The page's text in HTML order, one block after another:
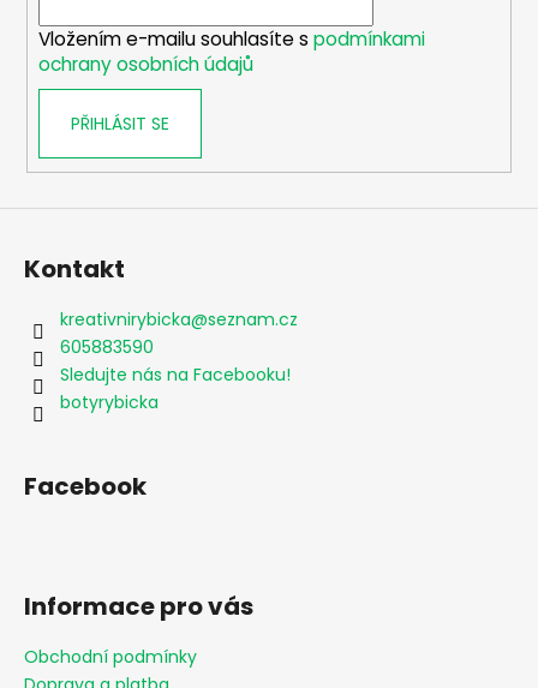
Vložením e-mailu souhlasíte s podmínkami
ochrany osobních údajů
PŘIHLÁSIT SE
Kontakt
kreativnirybicka@seznam.cz
605883590
Sledujte nás na Facebooku!
botyrybicka
Facebook
Informace pro vás
Obchodní podmínky